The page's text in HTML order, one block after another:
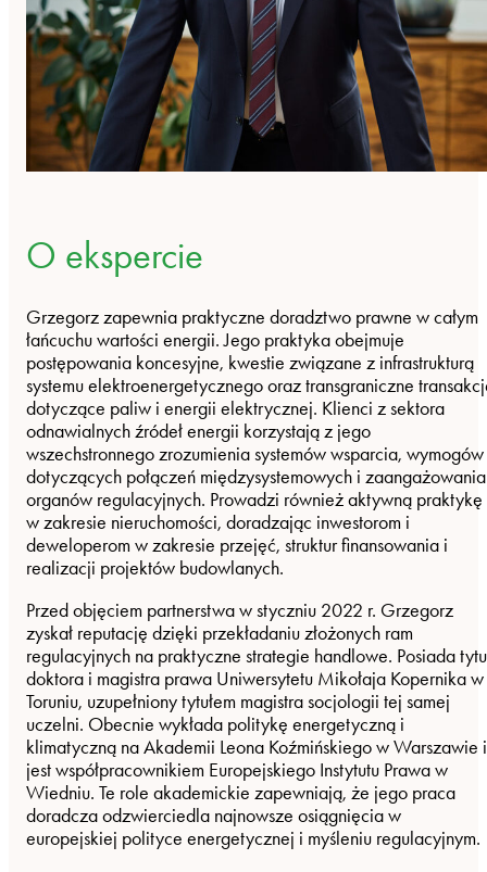
O ekspercie
Grzegorz zapewnia praktyczne doradztwo prawne w całym
łańcuchu wartości energii. Jego praktyka obejmuje
postępowania koncesyjne, kwestie związane z infrastrukturą
systemu elektroenergetycznego oraz transgraniczne
dotyczące paliw i energii elektrycznej. Klienci z sektora
odnawialnych źródeł energii korzystają z jego
wszechstronnego zrozumienia systemów wsparcia, wymogów
dotyczących połączeń międzysystemowych i zaangażowania
organów regulacyjnych. Prowadzi również aktywną praktykę
w zakresie nieruchomości, doradzając inwestorom i
deweloperom w zakresie przejęć, struktur finansowania i
realizacji projektów budowlanych.
Przed objęciem partnerstwa w styczniu 2022 r. Grzegorz
zyskał reputację dzięki przekładaniu złożonych ram
regulacyjnych na praktyczne strategie handlowe. Posiada
doktora i magistra prawa Uniwersytetu Mikołaja Kopernika w
Toruniu, uzupełniony tytułem magistra socjologii tej samej
uczelni. Obecnie wykłada politykę energetyczną i
klimatyczną na Akademii Leona Koźmińskiego w Warszawie i
jest współpracownikiem Europejskiego Instytutu Prawa w
Wiedniu. Te role akademickie zapewniają, że jego praca
doradcza odzwierciedla najnowsze osiągnięcia w
europejskiej polityce energetycznej i myśleniu regulacyjnym.